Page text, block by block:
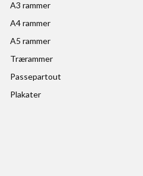
A3 rammer
A4 rammer
A5 rammer
Trærammer
Passepartout
Plakater